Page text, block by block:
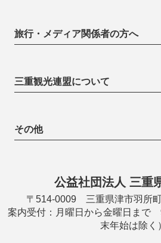
旅行・メディア関係者の方へ
三重観光連盟について
その他
公益社団法人 三重
〒514-0009 三重県津市羽所
案内受付：月曜日から金曜日まで
末年始は除く